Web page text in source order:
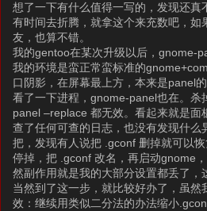
想了一下有什么值得一写的，发现还真
有时间去折腾，就拿这个来充数吧，如
友，也算不错。
我的gentoo在某次升级以后，gnome-
我的环境是蛮正常蛮标准的
口阴影，在屏幕最上方，本来是panel
看了一下进程，gnome-panel也在。杀
panel –replace 都无效。看起来就是面
查了任何可查的日志，也没有发现什么
把，发现有人说把 .gconf 删掉就可以
停掉，把 .gconf 改名，再启动gnome
然副作用就是我的大部分设置都丢了，
当然到了这一步，就比较好办了，虽然
效：继续用类似二分法的办法缩小